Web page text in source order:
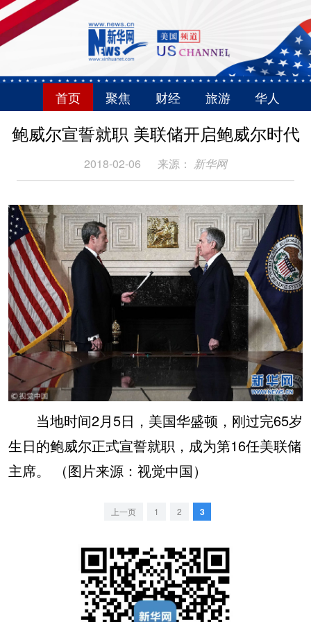
首页 聚焦 财经 旅游 华人
鲍威尔宣誓就职 美联储开启鲍威尔时代
2018-02-06 来源： 新华网
当地时间2月5日，美国华盛顿，刚过完65岁
生日的鲍威尔正式宣誓就职，成为第16任美联储
主席。 （图片来源：视觉中国）
上一页 1 2 3